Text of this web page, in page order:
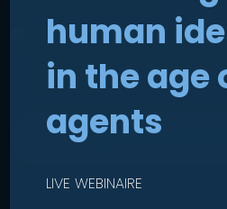
En soumettant ce
puisse traiter mes
demande.
ENVOYEZ VOTRE
human
in the age
agents
LIVE WEBINAIRE